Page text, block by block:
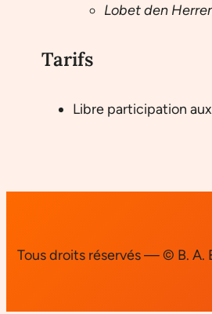
Lobet den
Tarifs
Libre participation
Tous droits réservés — © B.